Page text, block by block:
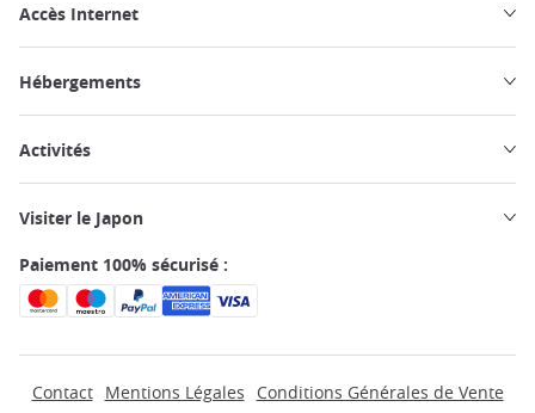
Accès Internet
Hébergements
Activités
Visiter le Japon
Paiement 100% sécurisé :
Contact Mentions Légales Conditions Générales de Vente